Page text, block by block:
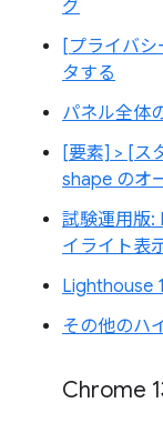
グ
[プライバ
タする
パネル全体
[要素] > [ス
shape のオ
試験運用版:
イライト表
Lighthouse
その他のハ
Chrome